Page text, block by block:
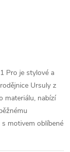
Pro je stylové a
Ursuly z
materiálu, nabízí
motivem oblíbené